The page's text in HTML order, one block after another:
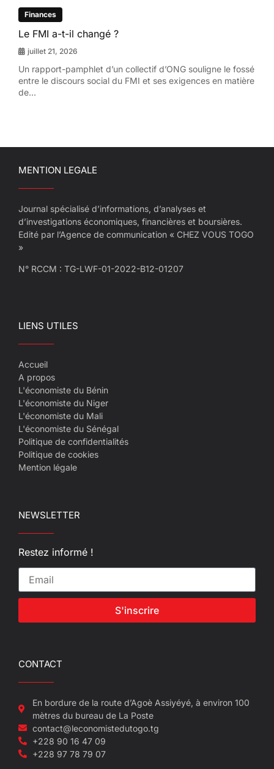
Finances
Le FMI a-t-il changé ?
juillet 21, 2026
Un rapport-pamphlet d’un collectif d’ONG souligne le fossé
entre le discours social du FMI et ses exigences en matière
de...
MENTION LEGALE
Journal spécialisé d’informations, d’analyses et
d’investigations économiques, financières et boursières.
Edité par l’Agence de communication « CHEZ VOUS TOGO
»
N° RCCM : TG-LWF-01-2022-B12-01207
LIENS UTILES
Accueil
A propos
L'économiste du Bénin
L'économiste du Niger
L'économiste du Mali
L'économiste du Sénégal
Politique de confidentialités
Politique de cookies
Mention légale
NEWSLETTER
Restez informé !
S'inscrire
CONTACT
En bordure de la route d’Agoè Assiyéyé, à environ 100
mètres du bureau de La Poste
contact@leconomistedutogo.tg
+228 90 16 47 09
+228 97 78 79 07